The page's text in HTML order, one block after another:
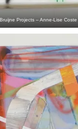
Projects – Anne-Lise Coste